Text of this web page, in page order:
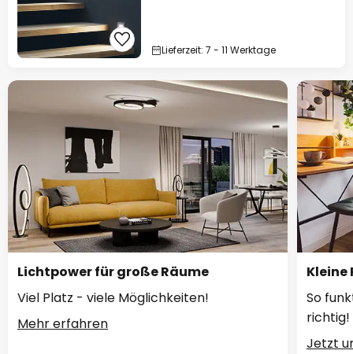
Lieferzeit: 7 - 11 Werktage
Lichtpower für große Räume
Viel Platz - viele Möglichkeiten!
Mehr erfahren
Kleine
So
richtig!
Jetzt